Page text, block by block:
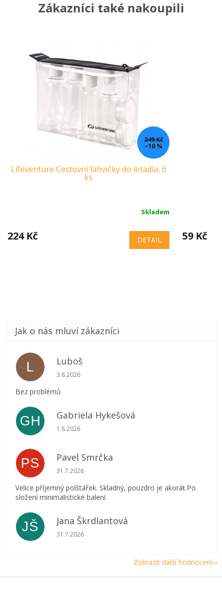
Zákazníci také nakoupili
249 Kč
–10 %
Lifeventure Cestovní lahvičky do letadla, 6
ks
Skladem
224 Kč DETAIL 59 Kč
L Luboš
Hodnocení obchodu je 5 z 5 hvězdiček.
3.8.2026
Bez problémů
GH Gabriela Hykešová
Hodnocení obchodu je 5 z 5 hvězdiček.
1.8.2026
PS Pavel Smrčka
Hodnocení obchodu je 5 z 5 hvězdiček.
31.7.2026
Velice příjemný polštářek. Skladný, pouzdro je akorát.Po
složení minimalistické balení.
JŠ Jana Škrdlantová
Hodnocení obchodu je 5 z 5 hvězdiček.
31.7.2026
Zobrazit další hodnocení
Z